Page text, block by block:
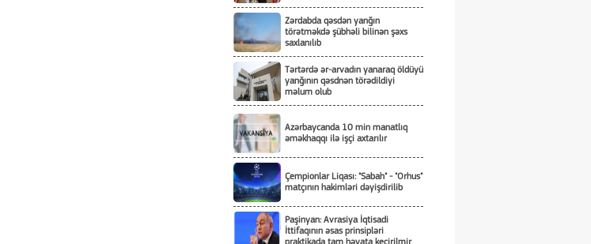
Zərdabda qəsdən yanğın
törətməkdə şübhəli bilinən şəxs
saxlanılıb
Tərtərdə ər-arvadın yanaraq öldüyü
yanğının qəsdnən törədildiyi
məlum olub
Azərbaycanda 10 min manatlıq
əməkhaqqı ilə işçi axtarılır
Çempionlar Liqası: "Sabah" - "Orhus"
matçının hakimləri dəyişdirilib
Paşinyan: Avrasiya İqtisadi
İttifaqının əsas prinsipləri